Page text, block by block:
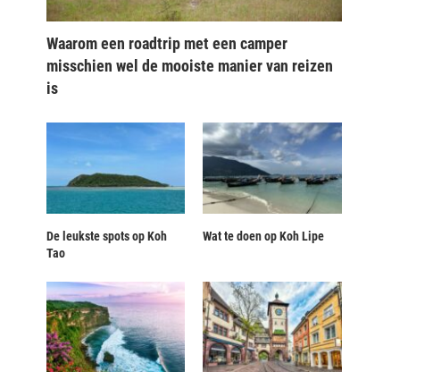
Waarom een roadtrip met een camper
misschien wel de mooiste manier van reizen
is
De leukste spots op Koh
Tao
Wat te doen op Koh Lipe